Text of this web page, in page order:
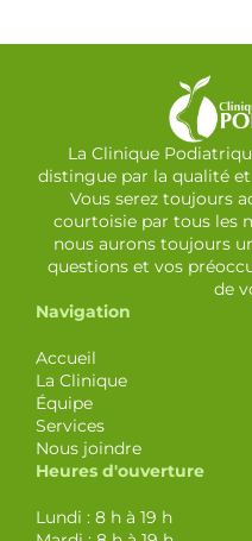
La Clinique
distingue par la qualité et
Vous serez toujours
courtoisie par tous les
nous aurons toujours
questions et vos
de
Navigation
Accueil
La Clinique
Équipe
Services
Nous joindre
Heures d'ouverture
Lundi : 8 h à 19 h